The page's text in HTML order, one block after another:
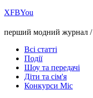
ХFBYou
перший модний журнал /
Всі статті
Події
Шоу та передачі
Діти та сім'я
Конкурси Міс